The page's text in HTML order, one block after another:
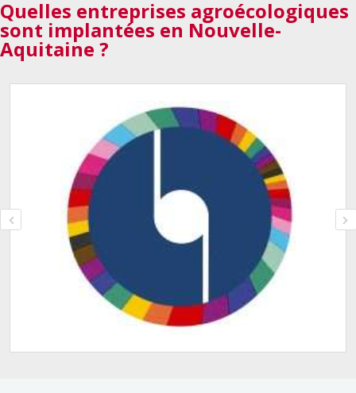
Quelles entreprises agroécologiques
sont implantées en Nouvelle-
Aquitaine ?